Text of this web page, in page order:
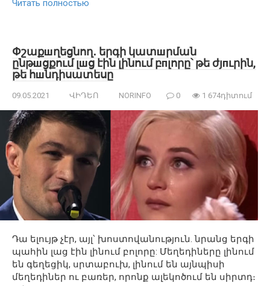
Читать полностью
Փշաքшղեցնող․ երգի կատшրման
ընթшցքում լшց էին լինում բпլորը՝ թե ժյпւրին,
թե հшնդիսատեսը
09.05.2021 ՎԻԴԵՈ NORINFO 0 1 674դիտում
Դա ելույթ չէր, այլ՝ խոստովանություն. նրանց երգի
պահին լաց էին լինում բոլորը: Մեղեդիները լինում
են գեղեցիկ, սրտաբուխ, լինում են այնպիսի
մեղեդիներ ու բառեր, որոնք ալեկոծում են սիրտդ։